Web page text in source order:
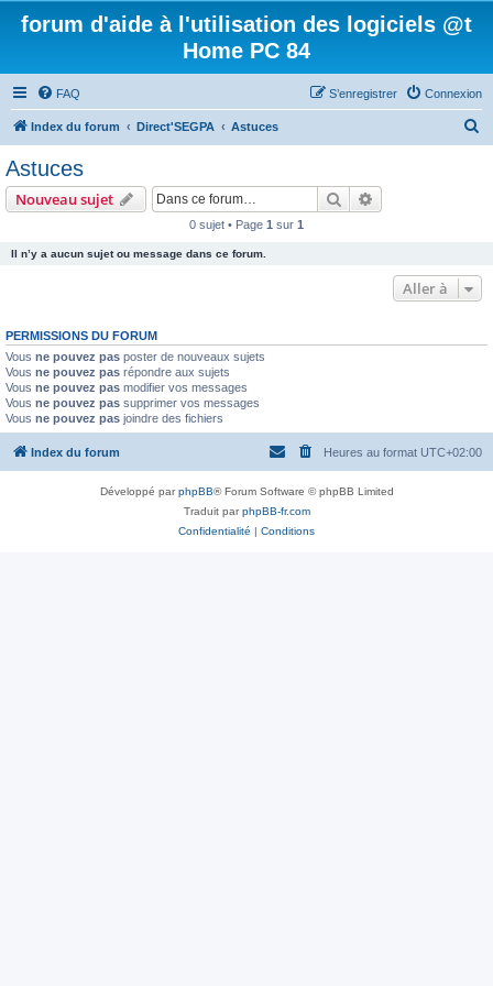
forum d'aide à l'utilisation des logiciels @t
Home PC 84
FAQ Connexion
S’enregistrer
Index du forum Direct'SEGPA Astuces
Astuces
Nouveau sujet Rechercher
0 sujet • Page 1 sur 1
Il n’y a aucun sujet ou message dans ce forum.
Aller à
PERMISSIONS DU FORUM
Vous ne pouvez pas poster de nouveaux sujets
Vous ne pouvez pas répondre aux sujets
Vous ne pouvez pas modifier vos messages
Vous ne pouvez pas supprimer vos messages
Vous ne pouvez pas joindre des fichiers
Index du forum Heures au format UTC+02:00
Développé parphpBB® Forum Software © phpBB Limited
Traduit parphpBB-fr.com
Confidentialité | Conditions